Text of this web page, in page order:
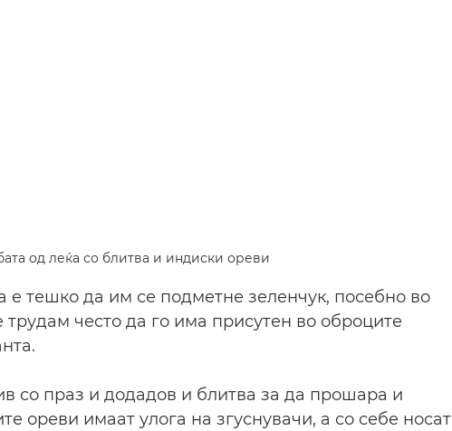
од леќа со блитва и индиски ореви
е тешко да им се подметне зеленчук, посебно во
често да го има присутен во оброците
со праз и додадов и блитва за да прошара и
ореви имаат улога на згуснувачи, а со себе носат